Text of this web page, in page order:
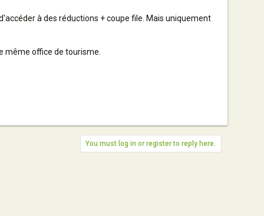
à des réductions + coupe file. Mais uniquement
même office de tourisme.
You must log in or register to reply here.